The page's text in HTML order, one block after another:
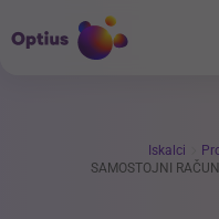
Iskalci
SAMOSTOJNI